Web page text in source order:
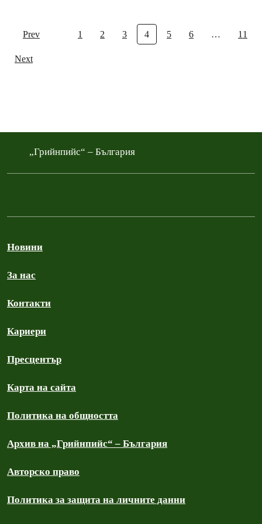
Prev 1 2 3 4 5 6 … 11
Next
„Грийнпийс“ – България
Новини
За нас
Контакти
Кариери
Пресцентър
Карта на сайта
Политика на общността
Архив на „Грийнпийс“ – България
Авторско право
Политика за защита на личните данни